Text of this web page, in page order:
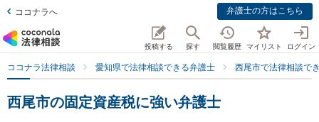
ココナラへ 弁護士の方はこちら
投稿する 探す 閲覧履歴 マイリスト ログイン
ココナラ法律相談 愛知県で法律相談できる弁護士 西尾市で法律相談で
西尾市の固定資産税に強い弁護士